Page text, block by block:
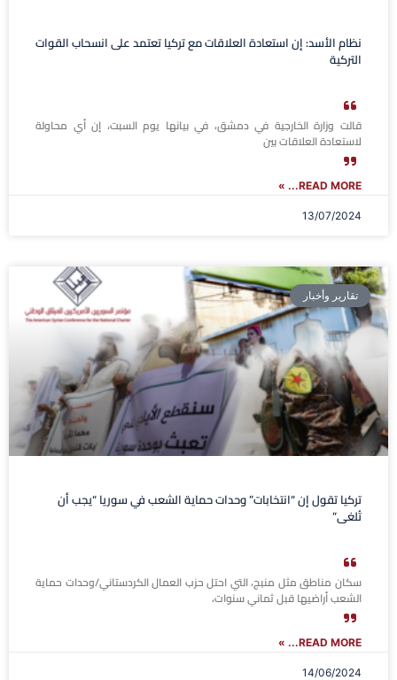
نظام الأسد: إن استعادة العلاقات مع تركيا تعتمد على انسحاب القوات
التركية
قالت وزارة الخارجية في دمشق، في بيانها يوم السبت، إن أي محاولة
لاستعادة العلاقات بين
READ MORE... »
13/07/2024
تقارير وأخبار
تركيا تقول إن “انتخابات” وحدات حماية الشعب في سوريا “يجب أن
تُلغى”
سكان مناطق مثل منبج، التي احتل حزب العمال الكردستاني/وحدات حماية
الشعب أراضيها قبل ثماني سنوات،
READ MORE... »
14/06/2024